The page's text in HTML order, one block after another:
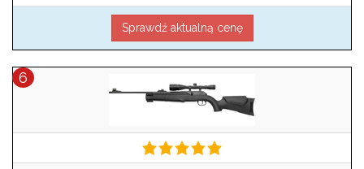
Sprawdź aktualną cenę